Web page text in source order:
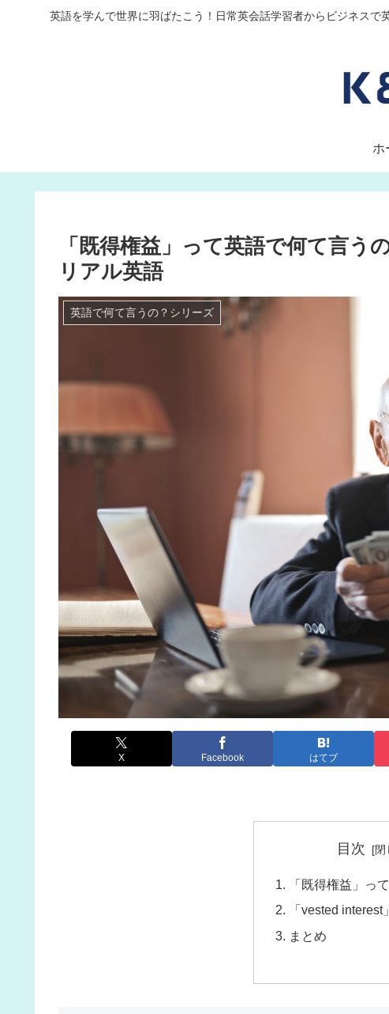
英語を学んで世界に羽ばたこう！日常英会話学習者からビジネス
ホ
「既得権益」って英語で何て言う
リアル英語
英語で何て言うの？シリーズ
X Facebook はてブ
目次
「既得権益」っ
「vested
まとめ